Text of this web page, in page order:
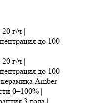
г/ч |
до 100
г/ч |
до 100
Amber
0–100% |